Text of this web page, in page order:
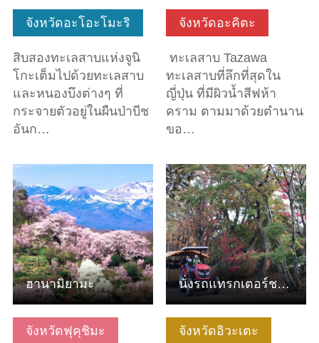
จังหวัดอะโอะโมะริ
สิบสองทะเลสาบแห่งจูนิ
โกะเต็มไปด้วยทะเลสาบ
และหนองบึงต่างๆ ที่
กระจายตัวอยู่ในผืนป่าบีช
อันก…
จังหวัดอะคิตะ
ทะเลสาบ Tazawa
ทะเลสาบที่ลึกที่สุดใน
ญี่ปุ่น ที่มีผิวน้ำสีฟห้า
คราม ตามมาด้วยตำนาน
ขอ…
จังหวัดฟุคุชิมะ
ดูข้อมูลพื้นฐาน
ฮานามิยามะ
จังหวัดอิวะเตะ
ดูข้อมูลพื้นฐาน
นั่งรถแทรกเตอร์ชมฟาร์ม